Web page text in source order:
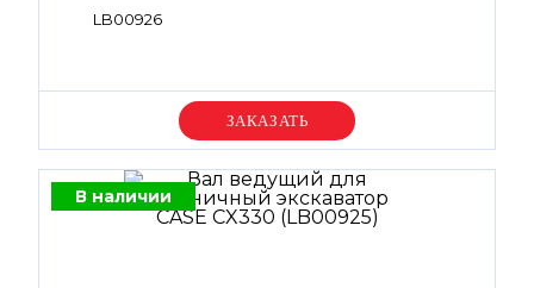
LB00926
Уточняйте цену
В наличии